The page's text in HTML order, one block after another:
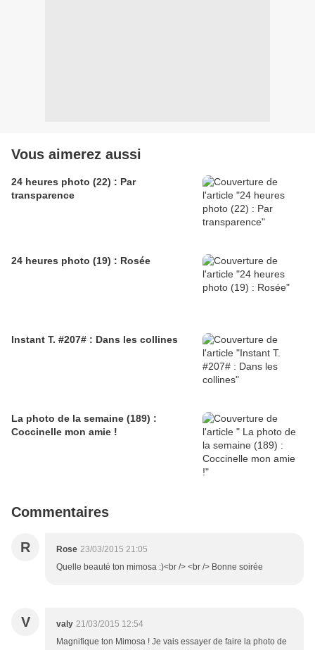
Vous aimerez aussi
24 heures photo (22) : Par
transparence
24 heures photo (19) : Rosée
Instant T. #207# : Dans les collines
La photo de la semaine (189) :
Coccinelle mon amie !
Commentaires
R Rose 23/03/2015 21:05
Quelle beauté ton mimosa :)<br /> <br /> Bonne soirée
V valy 21/03/2015 12:54
Magnifique ton Mimosa ! Je vais essayer de faire la photo de